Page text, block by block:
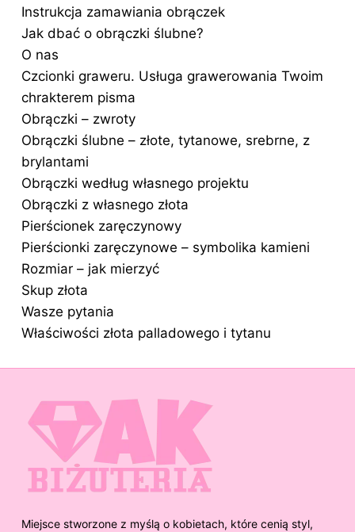
Instrukcja zamawiania obrączek
Jak dbać o obrączki ślubne?
O nas
Czcionki graweru. Usługa grawerowania Twoim
chrakterem pisma
Obrączki – zwroty
Obrączki ślubne – złote, tytanowe, srebrne, z
brylantami
Obrączki według własnego projektu
Obrączki z własnego złota
Pierścionek zaręczynowy
Pierścionki zaręczynowe – symbolika kamieni
Rozmiar – jak mierzyć
Skup złota
Wasze pytania
Właściwości złota palladowego i tytanu
Miejsce stworzone z myślą o kobietach, które cenią styl,